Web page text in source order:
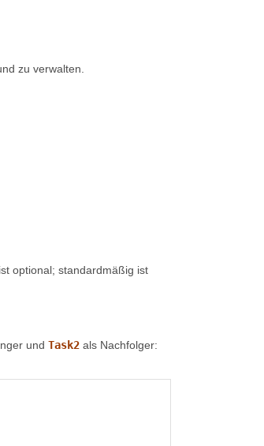
zu verwalten.
optional; standardmäßig ist
und Task2 als Nachfolger: